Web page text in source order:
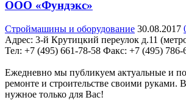
ООО «Фундэкс»
Строймашины и оборудование 30.08.2017
Адрес: 3-й Крутицкий переулок д.11
Teл: +7 (495) 661-78-58 Факс: +7 (495) 786-
Ежедневно мы публикуем актуальные и
ремонте и строительстве своими руками.
нужное только для Вас!